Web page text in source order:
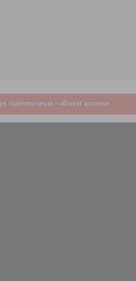
stadsmuseum • <Guest access>